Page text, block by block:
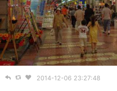
2014-12-06 23:27:48